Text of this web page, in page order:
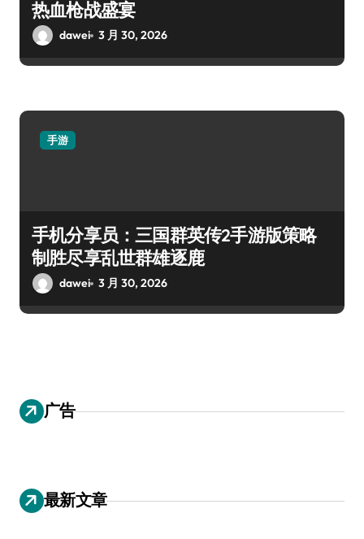
热血枪战盛宴
dawei 3 月 30, 2026
手游
手机分享员：三国群英传2手游版策略
制胜尽享乱世群雄逐鹿
dawei 3 月 30, 2026
广告
最新文章